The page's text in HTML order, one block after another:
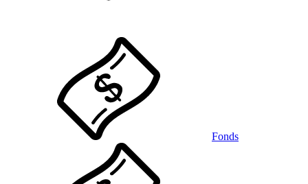
Fonds